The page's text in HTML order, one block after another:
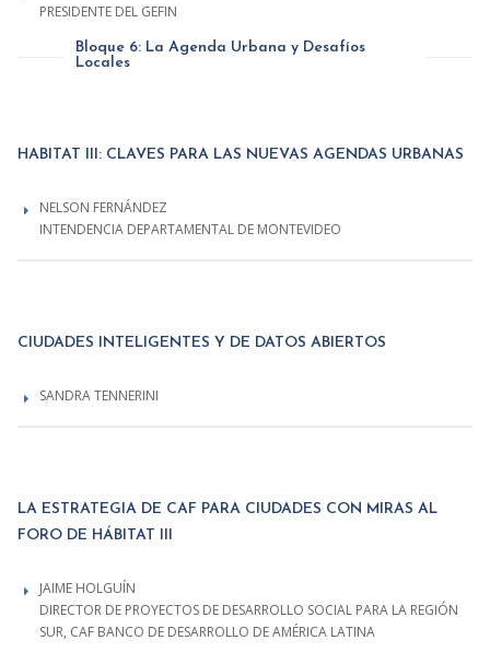
PRESIDENTE DEL GEFIN
Bloque 6: La Agenda Urbana y Desafíos
Locales
HABITAT III: CLAVES PARA LAS NUEVAS AGENDAS URBANAS
NELSON FERNÁNDEZ
INTENDENCIA DEPARTAMENTAL DE MONTEVIDEO
CIUDADES INTELIGENTES Y DE DATOS ABIERTOS
SANDRA TENNERINI
LA ESTRATEGIA DE CAF PARA CIUDADES CON MIRAS AL
FORO DE HÁBITAT III
JAIME HOLGUÍN
DIRECTOR DE PROYECTOS DE DESARROLLO SOCIAL PARA LA REGIÓN
SUR, CAF BANCO DE DESARROLLO DE AMÉRICA LATINA